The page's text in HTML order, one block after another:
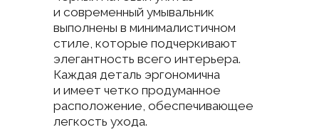
стилистика обрела особую глубину
благодаря вниманию к деталям
и уважению к натуральным
материалам.
престиж ощущается,
но не демонстрируется— именно
в этом и заключается истинная
элегантность современного